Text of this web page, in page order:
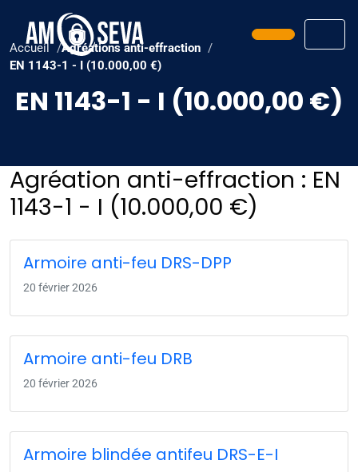
Prendre
Accueil
Agréations anti-effraction
EN 1143-1 - I (10.000,00 €)
EN 1143-1 - I (10.000,00 €)
Agréation anti-effraction : EN
1143-1 - I (10.000,00 €)
Armoire anti-feu DRS-DPP
20 février 2026
Armoire anti-feu DRB
20 février 2026
Armoire blindée antifeu DRS-E-I